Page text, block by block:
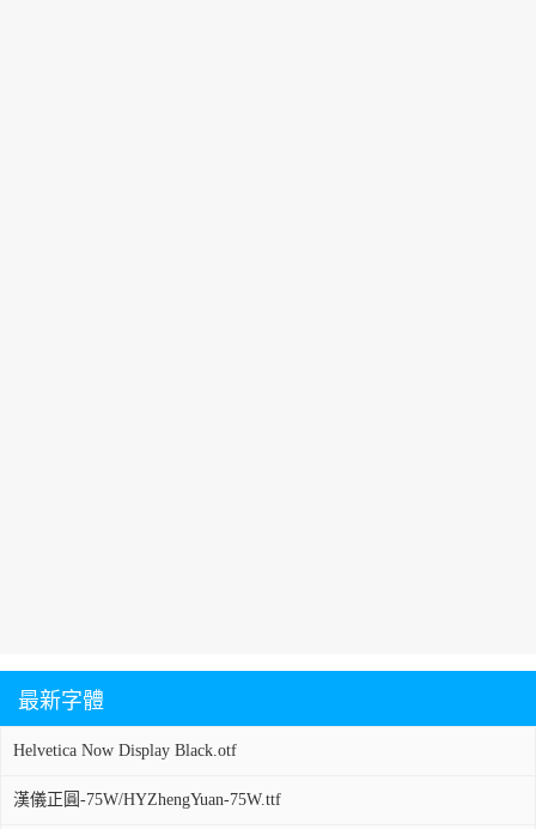
最新字體
Helvetica Now Display Black.otf
漢儀正圓-75W/HYZhengYuan-75W.ttf